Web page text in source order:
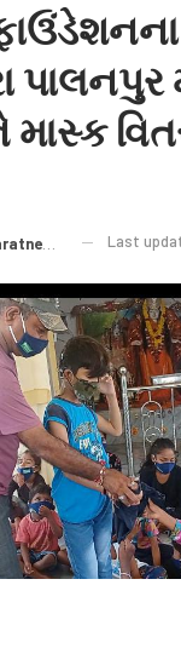
પાલનપુર
માસ્ક
Last